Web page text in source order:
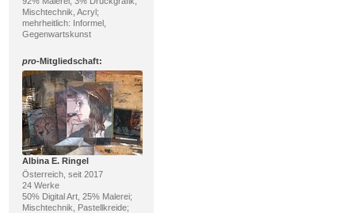
Mischtechnik, Acryl;
mehrheitlich: Informel,
Gegenwartskunst
pro-Mitgliedschaft:
Albina E. Ringel
Österreich, seit 2017
24 Werke
50% Digital Art, 25% Malerei;
Mischtechnik, Pastellkreide;